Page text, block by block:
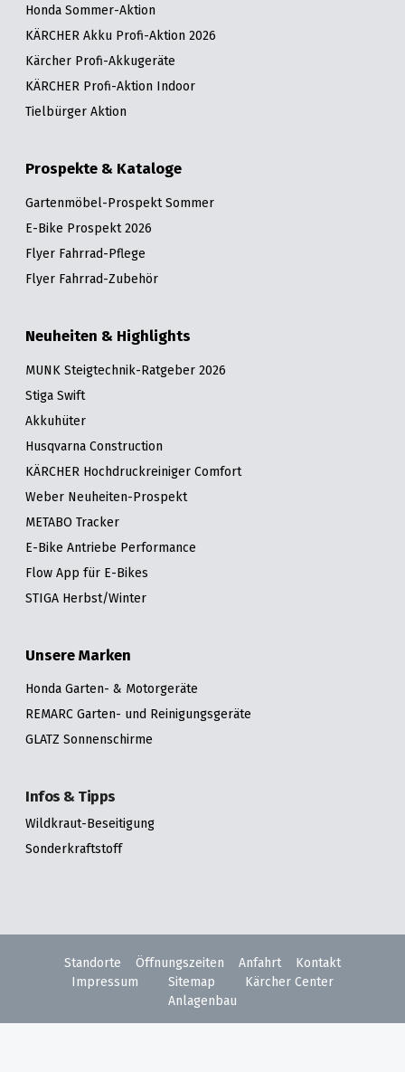
Honda Sommer-Aktion
KÄRCHER Akku Profi-Aktion 2026
Kärcher Profi-Akkugeräte
KÄRCHER Profi-Aktion Indoor
Tielbürger Aktion
Prospekte & Kataloge
Gartenmöbel-Prospekt Sommer
E-Bike Prospekt 2026
Flyer Fahrrad-Pflege
Flyer Fahrrad-Zubehör
Neuheiten & Highlights
MUNK Steigtechnik-Ratgeber 2026
Stiga Swift
Akkuhüter
Husqvarna Construction
KÄRCHER Hochdruckreiniger Comfort
Weber Neuheiten-Prospekt
METABO Tracker
E-Bike Antriebe Performance
Flow App für E-Bikes
STIGA Herbst/Winter
Unsere Marken
Honda Garten- & Motorgeräte
REMARC Garten- und Reinigungsgeräte
GLATZ Sonnenschirme
Infos & Tipps
Wildkraut-Beseitigung
Sonderkraftstoff
Standorte Öffnungszeiten Anfahrt
Kontakt
Impressum
Sitemap
Kärcher Center
Anlagenbau